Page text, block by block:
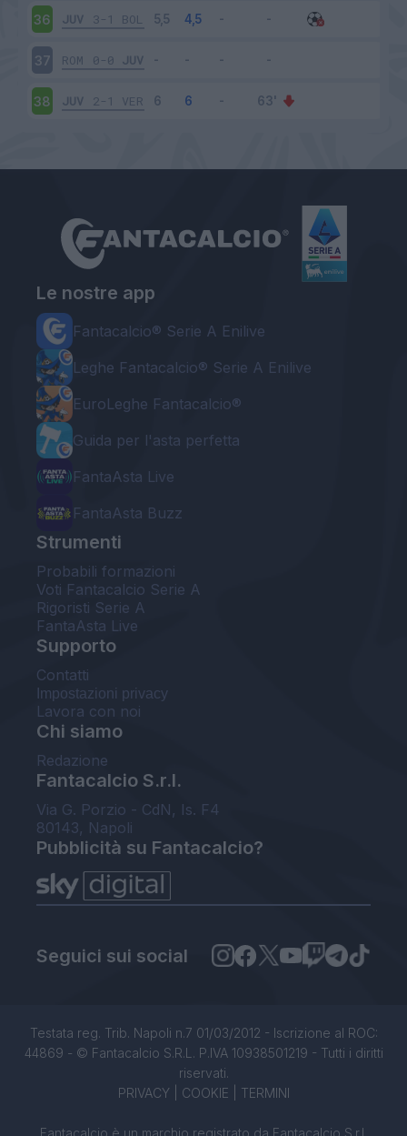
36 JUV 3-1 BOL
37 ROM 0-0 JUV
38 JUV 2-1 VER
Le nostre app
Fantacalcio® Serie A Enilive
Leghe Fantacalcio® Serie A Enilive
EuroLeghe Fantacalcio®
Guida per l'asta perfetta
FantaAsta Live
FantaAsta Buzz
Strumenti
Probabili formazioni
Voti Fantacalcio Serie A
Rigoristi Serie A
FantaAsta Live
Supporto
Contatti
Impostazioni privacy
Lavora con noi
Chi siamo
Redazione
Fantacalcio S.r.l.
Via G. Porzio - CdN, Is. F4
80143, Napoli
Pubblicità su Fantacalcio?
Seguici sui social
Testata reg. Trib. Napoli n.7 01/03/2012 - Iscrizione al ROC:
44869 - © Fantacalcio S.R.L. P.IVA 10938501219 - Tutti i diritti
riservati.
PRIVACY| COOKIE TERMINI
Fantacalcio è un marchio registrato da Fantacalcio S.r.l.